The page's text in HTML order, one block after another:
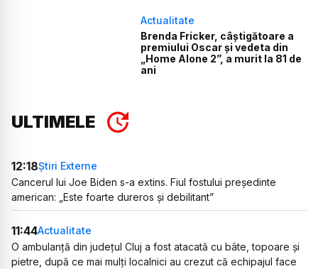
Actualitate
Brenda Fricker, câștigătoare a
premiului Oscar și vedeta din
„Home Alone 2”, a murit la 81 de
ani
ULTIMELE
12:18Știri Externe
Cancerul lui Joe Biden s-a extins. Fiul fostului președinte
american: „Este foarte dureros și debilitant”
11:44Actualitate
O ambulanță din județul Cluj a fost atacată cu bâte, topoare și
pietre, după ce mai mulți localnici au crezut că echipajul face